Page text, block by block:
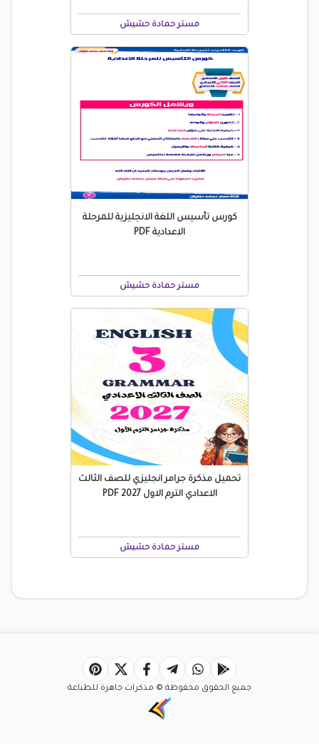
مستر حمادة حشيش
كورس تأسيس اللغة الانجليزية للمرحلة
الاعدادية PDF
مستر حمادة حشيش
تحميل مذكرة جرامر انجليزي للصف الثالث
الاعدادي الترم الاول 2027 PDF
مستر حمادة حشيش
جميع الحقوق محفوظة © مذكرات جاهزة للطباعة